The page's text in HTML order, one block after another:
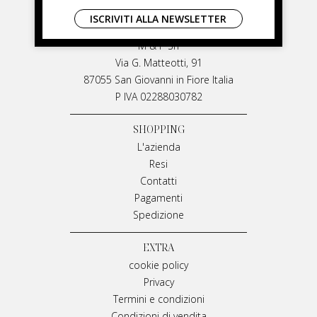
LIVIANA MIRARCHI
M & P Srl
Via G. Matteotti, 91
87055 San Giovanni in Fiore Italia
P IVA 02288030782
SHOPPING
L'azienda
Resi
Contatti
Pagamenti
Spedizione
EXTRA
cookie policy
Privacy
Termini e condizioni
ISCRIVITI ALLA NEWSLETTER